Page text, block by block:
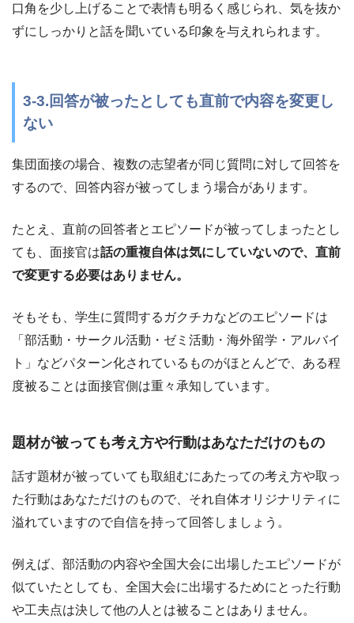
口角を少し上げることで表情も明るく感じられ、気を抜か
ずにしっかりと話を聞いている印象を与えれられます。
3-3.回答が被ったとしても直前で内容を変更し
ない
集団面接の場合、複数の志望者が同じ質問に対して回答を
するので、回答内容が被ってしまう場合があります。
たとえ、直前の回答者とエピソードが被ってしまったとし
ても、面接官は話の重複自体は気にしていないので、直前
で変更する必要はありません。
そもそも、学生に質問するガクチカなどのエピソードは
「部活動・サークル活動・ゼミ活動・海外留学・アルバイ
ト」などパターン化されているものがほとんどで、ある程
度被ることは面接官側は重々承知しています。
題材が被っても考え方や行動はあなただけのもの
話す題材が被っていても取組むにあたっての考え方や取っ
た行動はあなただけのもので、それ自体オリジナリティに
溢れていますので自信を持って回答しましょう。
例えば、部活動の内容や全国大会に出場したエピソードが
似ていたとしても、全国大会に出場するためにとった行動
や工夫点は決して他の人とは被ることはありません。